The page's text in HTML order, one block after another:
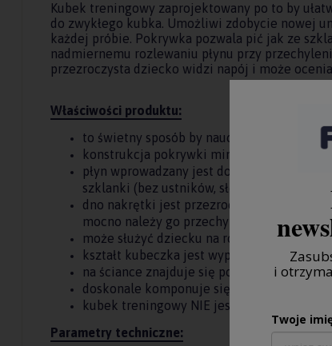
Kubek treningowy zaprojektowany po to by
do zwykłego kubka. Umożliwi zdobycie nowej
każdej próbie. Pokrywka pozwala pić jak ze
nadmiernemu rozlewaniu płynu przy
przezroczysta dziecko widzi napój i może
Właściwości produktu:
to świetny sposób by nauczyć dziecko pić
konstrukcja pokrywki minimalizuje wycieki
płyn wprowadzany jest do obręczy, co
szklanki (bez ustników, słomek itp.)
dno nakrętki jest przezroczyste - dziecko
mocno należy go przechylić by wygodnie
może służyć dziecku na różnych etapach
kształt kubeczka jest wyprofilowany co
na ściance znajduje się podziałka
doskonale komponuje się innymi
kubek treningowy NIE jest niekapkiem!
Parametry techniczne:
i
Twoje